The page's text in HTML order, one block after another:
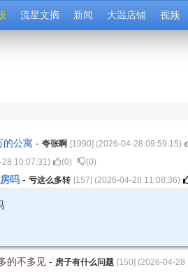
流星文摘 新闻 大温店铺 视频
的公寓 - 夸张啊 [1990] (2026-04-28 09:59:15)
10:07:31) (0) (0)
吗 - 亏这么多转 [157] (2026-04-28 11:08:36)
的不多见 - 房子有什么问题 [150] (2026-04-28